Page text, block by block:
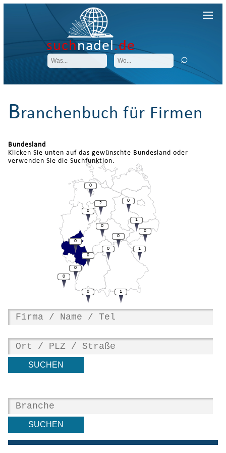
suchnadel.de
Branchenbuch für Firmen
Bundesland
Klicken Sie unten auf das gewünschte Bundesland oder
verwenden Sie die Suchfunktion.
1
0
0
1
0
0
2
0
0
0
0
0
0
0
0
1